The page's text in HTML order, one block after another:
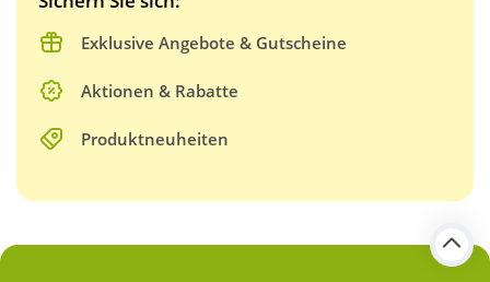
Exklusive Angebote & Gutscheine
Aktionen & Rabatte
Produktneuheiten